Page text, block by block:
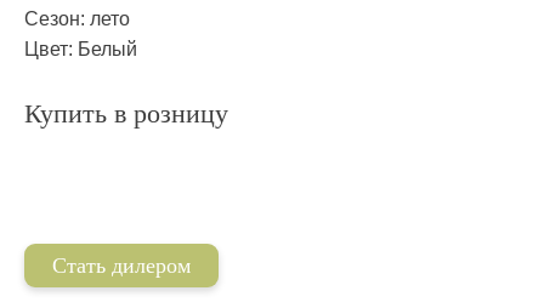
Сезон: лето
Цвет: Белый
Купить в розницу
Стать дилером